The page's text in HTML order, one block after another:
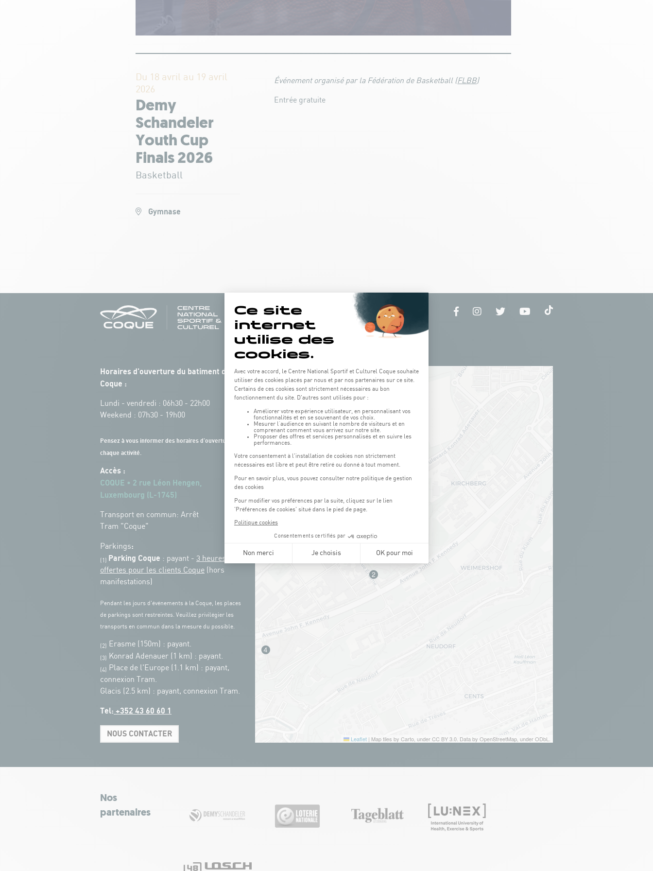
Du 18 avril au 19 avril
2026
Demy
Schandeler
Youth Cup
Finals 2026
Basketball
Gymnase
Événement organisé par la Fédération de Basketball (FLBB)
Entrée gratuite
Horaires d'ouverture du batiment de la
Coque :
Lundi - vendredi : 06h30 - 22h00
Weekend : 07h30 - 19h00
Pensez à vous informer des horaires d'ouverture de
chaque activité.
Accès :
COQUE • 2 rue Léon Hengen,
Luxembourg (L-1745)
Transport en commun: Arrêt
Tram "Coque"
Parkings:
(1) Parking Coque : payant - 3 heures
offertes pour les clients Coque (hors
manifestations)
Pendant les jours d'événements à la Coque, les places
de parkings sont restreintes. Veuillez privilégier les
transports en commun dans la mesure du possible.
(2) Erasme (150m) : payant.
(3) Konrad Adenauer (1 km) : payant.
(4)
Place de l'Europe (1.1 km) : payant,
connexion Tram.
Glacis (2.5 km) : payant, connexion Tram.
Tel: +352 43 60 60 1
NOUS CONTACTER
+
−
Leaflet | Map tiles by Carto, under CC BY 3.0. Data by OpenStreetMap, under ODbL.
Nos
partenaires